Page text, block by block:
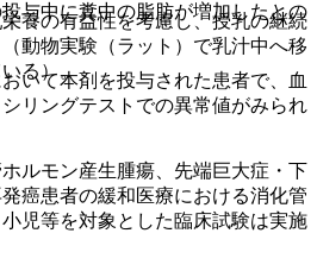
与中に糞中の脂肪が増加したとの
いて本剤を投与された患者で、血
リングテストでの異常値がみられ
養の有益性を考慮し、授乳の継続
動物実験（ラット）で乳汁中へ移
る）。
ルモン産生腫瘍、先端巨大症・下
癌患者の緩和医療における消化管
児等を対象とした臨床試験は実施